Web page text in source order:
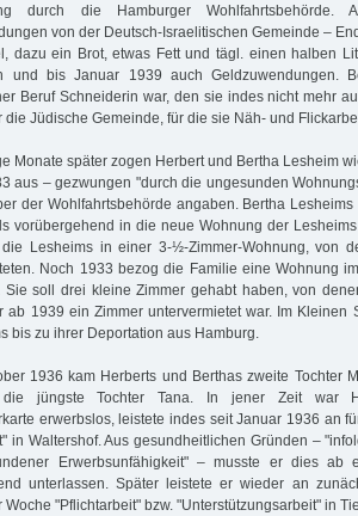
durch die Hamburger Wohlfahrtsbehörde.
von der Deutsch-Israelitischen Gemeinde –
dazu ein Brot, etwas Fett und tägl. einen halben
und bis Januar 1939 auch Geldzuwendungen.
Beruf Schneiderin war, den sie indes nicht mehr
die Jüdische Gemeinde, für die sie Näh- und
Monate später zogen Herbert und Bertha Lesheim
aus – gezwungen "durch die ungesunden
der Wohlfahrtsbehörde angaben. Bertha
vorübergehend in die neue Wohnung der
Lesheims in einer 3-½-Zimmer-Wohnung, von
Noch 1933 bezog die Familie eine Wohnung
Sie soll drei kleine Zimmer gehabt haben, von
ab 1939 ein Zimmer untervermietet war. Im Kleinen
bis zu ihrer Deportation aus Hamburg.
1936 kam Herberts und Berthas zweite Tochter
jüngste Tochter Tana. In jener Zeit war
erwerbslos, leistete indes seit Januar 1936 an
in Waltershof. Aus gesundheitlichen Gründen –
Erwerbsunfähigkeit" – musste er dies ab
unterlassen. Später leistete er wieder an
Woche "Pflichtarbeit" bzw. "Unterstützungsarbeit" in